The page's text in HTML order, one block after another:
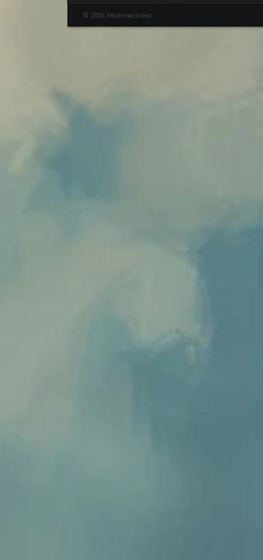
© 2026 Skidrowcodex